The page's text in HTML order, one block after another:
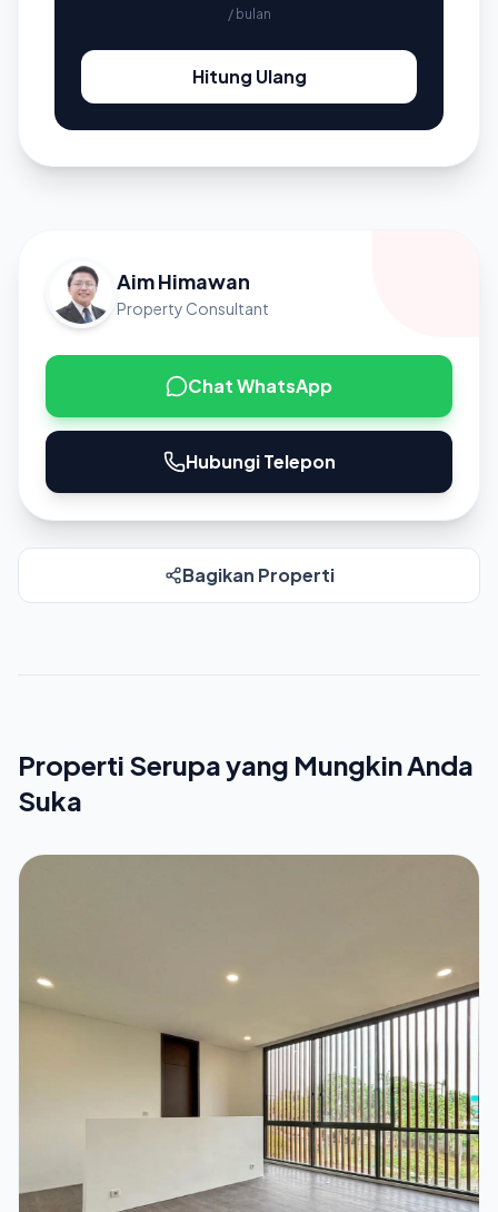
/ bulan
Hitung Ulang
Aim Himawan
Property Consultant
Chat WhatsApp
Hubungi Telepon
Bagikan Properti
Properti Serupa yang Mungkin Anda
Suka